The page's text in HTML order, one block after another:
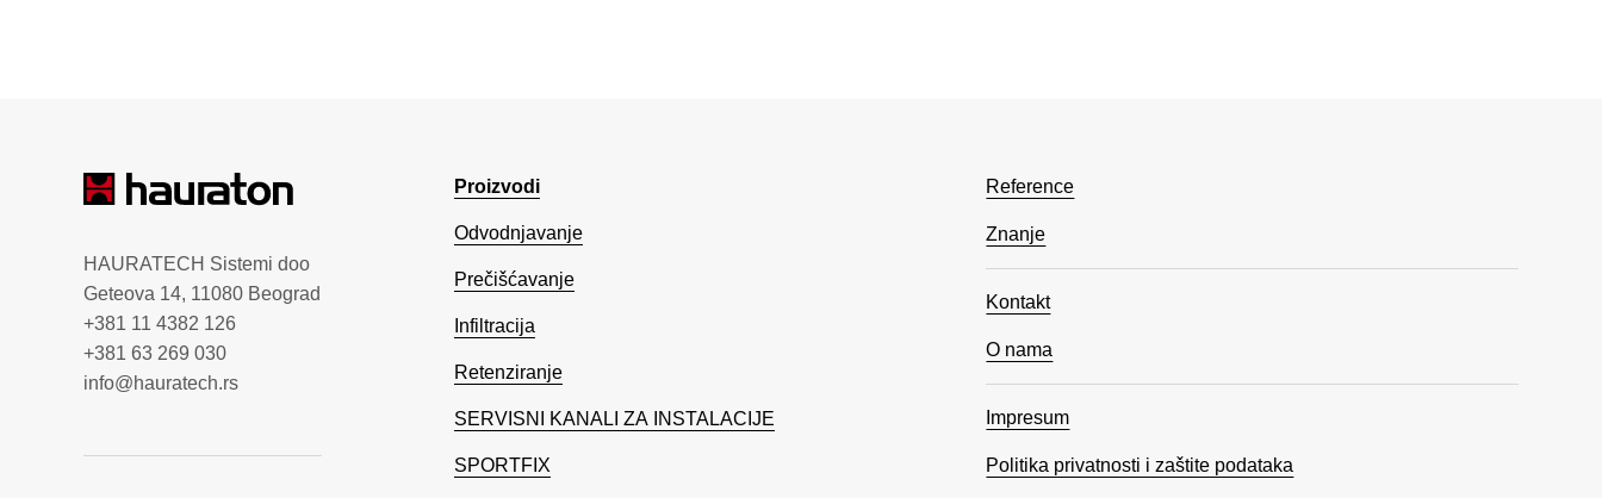
HAURATECH Sistemi doo
Geteova 14, 11080 Beograd
+381 11 4382 126
+381 63 269 030
info@hauratech.rs
Proizvodi
Odvodnjavanje
Prečišćavanje
Infiltracija
Retenziranje
SERVISNI KANALI ZA INSTALACIJE
SPORTFIX
Reference
Znanje
Kontakt
O nama
Impresum
Politika privatnosti i zaštite podataka